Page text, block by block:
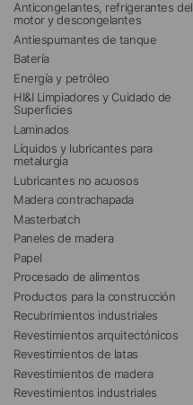
Anticongelantes, refrigerantes del
motor y descongelantes
Antiespumantes de tanque
Batería
Energía y petróleo
HI&I Limpiadores y Cuidado de
Superficies
Laminados
Líquidos y lubricantes para
metalurgia
Lubricantes no acuosos
Madera contrachapada
Masterbatch
Paneles de madera
Papel
Procesado de alimentos
Productos para la construcción
Recubrimientos industriales
Revestimientos arquitectónicos
Revestimientos de latas
Revestimientos de madera
Revestimientos industriales